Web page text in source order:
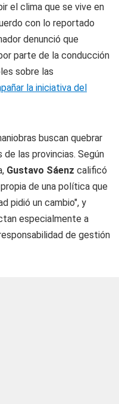
el clima que se vive en
con lo reportado
denunció que
parte de la conducción
sobre las
la iniciativa del
buscan quebrar
las provincias. Según
Gustavo Sáenz calificó
de una política que
pidió un cambio", y
especialmente a
de gestión